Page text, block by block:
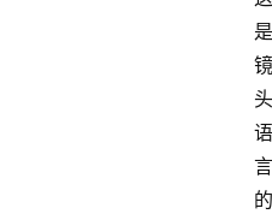
是
镜
头
语
言
的